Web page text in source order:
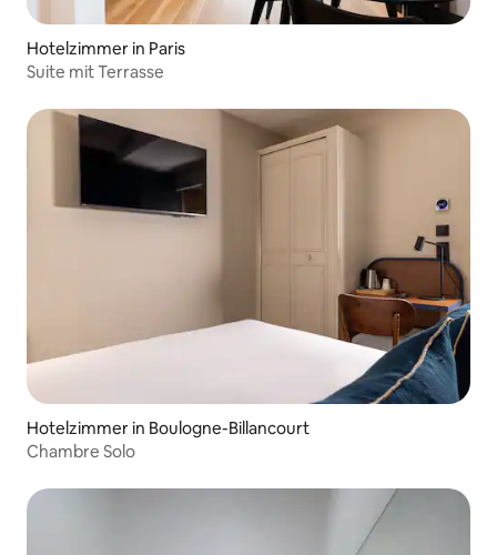
Hotelzimmer in Paris
Suite mit Terrasse
Hotelzimmer in Boulogne-Billancourt
Chambre Solo